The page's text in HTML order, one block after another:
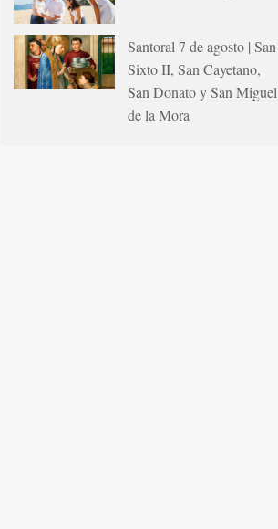
Santoral 7 de agosto | San
Sixto II, San Cayetano,
San Donato y San Miguel
de la Mora